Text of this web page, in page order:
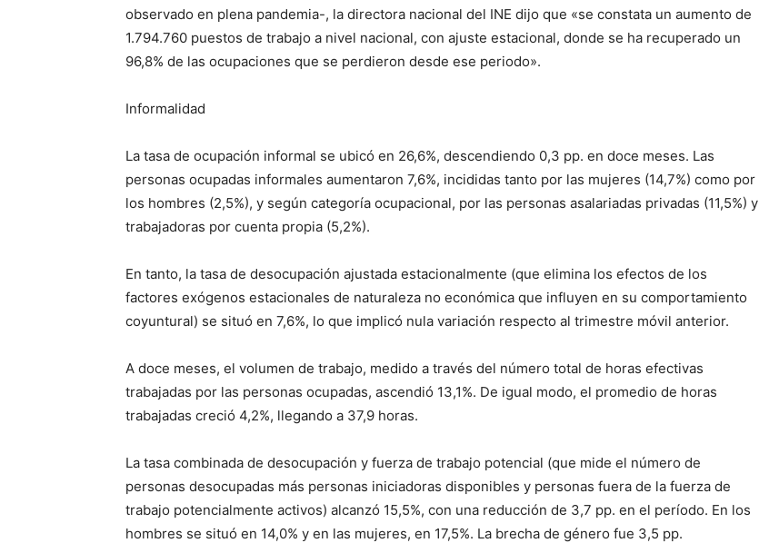
observado en plena pandemia-, la directora nacional del INE dijo que «se constata un aumento de
1.794.760 puestos de trabajo a nivel nacional, con ajuste estacional, donde se ha recuperado un
96,8% de las ocupaciones que se perdieron desde ese periodo».
Informalidad
La tasa de ocupación informal se ubicó en 26,6%, descendiendo 0,3 pp. en doce meses. Las
personas ocupadas informales aumentaron 7,6%, incididas tanto por las mujeres (14,7%) como por
los hombres (2,5%), y según categoría ocupacional, por las personas asalariadas privadas (11,5%) y
trabajadoras por cuenta propia (5,2%).
En tanto, la tasa de desocupación ajustada estacionalmente (que elimina los efectos de los
factores exógenos estacionales de naturaleza no económica que influyen en su comportamiento
coyuntural) se situó en 7,6%, lo que implicó nula variación respecto al trimestre móvil anterior.
A doce meses, el volumen de trabajo, medido a través del número total de horas efectivas
trabajadas por las personas ocupadas, ascendió 13,1%. De igual modo, el promedio de horas
trabajadas creció 4,2%, llegando a 37,9 horas.
La tasa combinada de desocupación y fuerza de trabajo potencial (que mide el número de
personas desocupadas más personas iniciadoras disponibles y personas fuera de la fuerza de
trabajo potencialmente activos) alcanzó 15,5%, con una reducción de 3,7 pp. en el período. En los
hombres se situó en 14,0% y en las mujeres, en 17,5%. La brecha de género fue 3,5 pp.